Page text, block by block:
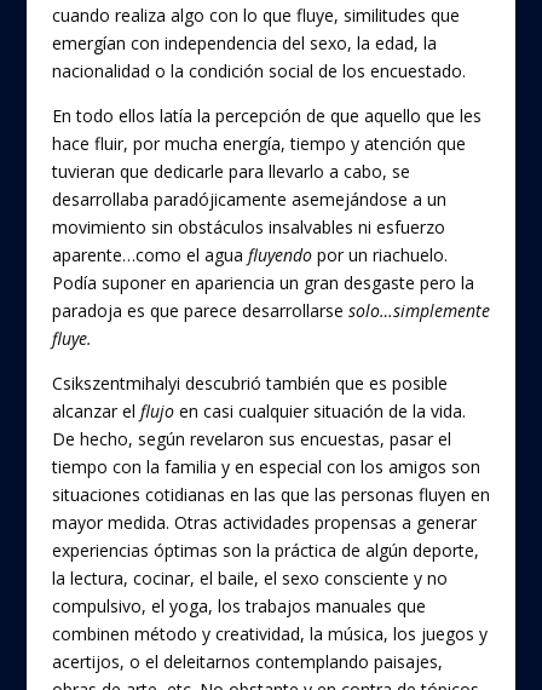
cuando realiza algo con lo que fluye, similitudes que
emergían con independencia del sexo, la edad, la
nacionalidad o la condición social de los encuestado.
En todo ellos latía la percepción de que aquello que les
hace fluir, por mucha energía, tiempo y atención que
tuvieran que dedicarle para llevarlo a cabo, se
desarrollaba paradójicamente asemejándose a un
movimiento sin obstáculos insalvables ni esfuerzo
aparente…como el agua fluyendo por un riachuelo.
Podía suponer en apariencia un gran desgaste pero la
paradoja es que parece desarrollarse solo…simplemente
fluye.
Csikszentmihalyi descubrió también que es posible
alcanzar el flujoen casi cualquier situación de la vida.
De hecho, según revelaron sus encuestas, pasar el
tiempo con la familia y en especial con los amigos son
situaciones cotidianas en las que las personas fluyen en
mayor medida. Otras actividades propensas a generar
experiencias óptimas son la práctica de algún deporte,
la lectura, cocinar, el baile, el sexo consciente y no
compulsivo, el yoga, los trabajos manuales que
combinen método y creatividad, la música, los juegos y
acertijos, o el deleitarnos contemplando paisajes,